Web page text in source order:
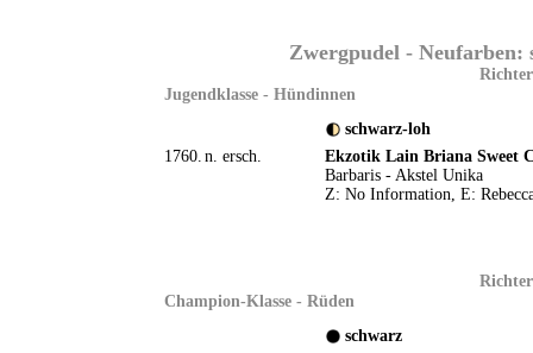
Zwergpudel - Neufarben:
Jugendklasse - Hündinnen
schwarz-loh
1760. n. ersch.
Ekzotik Lain Briana Sweet
Barbaris - Akstel Unika
Z: No Information, E:
Champion-Klasse - Rüden
schwarz